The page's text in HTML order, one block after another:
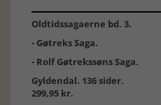
Oldtidssagaerne bd. 3.
- Gøtreks Saga.
- Rolf Gøtrekssøns Saga.
Gyldendal. 136 sider.
299,95 kr.